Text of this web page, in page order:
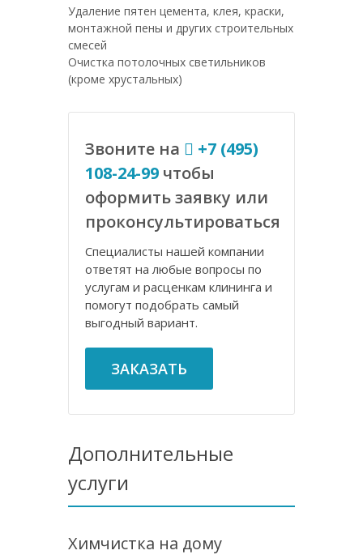
Удаление пятен цемента, клея, краски,
монтажной пены и других строительных
смесей
Очистка потолочных светильников
(кроме хрустальных)
Звоните на
+7 (495)
108-24-99 чтобы
оформить заявку или
проконсультироваться
Специалисты нашей компании
ответят на любые вопросы по
услугам и расценкам клининга и
помогут подобрать самый
выгодный вариант.
ЗАКАЗАТЬ
Дополнительные
услуги
Химчистка на дому